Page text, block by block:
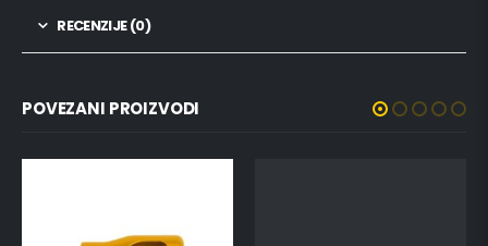
RECENZIJE (0)
POVEZANI PROIZVODI